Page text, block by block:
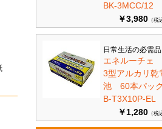
BK-3MCC/12
￥3,980 （税
日常生活の必需
エネルーチェ
3型アルカリ乾
池 60本パ
B-T3X10P-EL
￥1,280 （税